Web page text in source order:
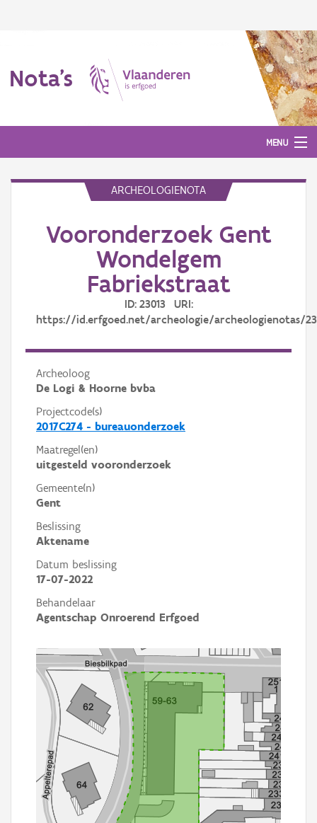
Nota's
MENU
Aanmelden
ARCHEOLOGIENOTA
Vooronderzoek Gent
Wondelgem
Fabriekstraat
ID: 23013 URI:
https://id.erfgoed.net/archeologie/archeologienotas/
Archeoloog
De Logi & Hoorne bvba
Projectcode(s)
2017C274 - bureauonderzoek
Maatregel(en)
uitgesteld vooronderzoek
Gemeente(n)
Gent
Beslissing
Aktename
Datum beslissing
17-07-2022
Behandelaar
Agentschap Onroerend Erfgoed